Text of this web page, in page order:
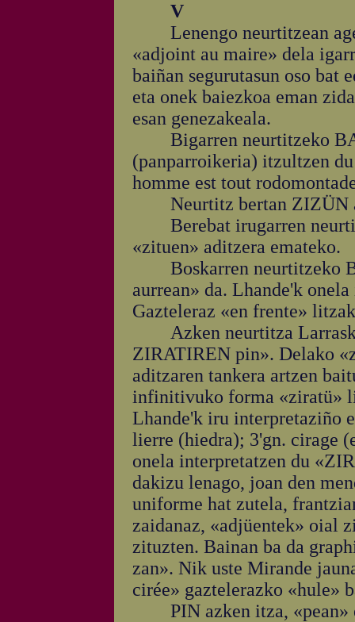
V
Lenengo neurtitzean
«adjoint au maire» dela
baiñan segurutasun oso bat
eta onek baiezkoa eman
esan genezakeala.
Bigarren neurtitzeko
(panparroikeria) itzultzen
homme est tout
Neurtitz bertan ZIZÜN
Berebat irugarren
«zituen» aditzera emateko.
Boskarren neurtitzeko
aurrean» da. Lhande'k
Gazteleraz «en frente»
Azken neurtitza
ZIRATIREN pin». Delako
aditzaren tankera artzen
infinitivuko forma «ziratü»
Lhande'k iru interpretaziño
lierre (hiedra); 3'gn. cirage
onela interpretatzen du
dakizu lenago, joan den
uniforme hat zutela,
zaidanaz, «adjüentek» oial
zituzten. Bainan ba da
zan». Nik uste Mirande
cirée» gaztelerazko «hule»
PIN azken itza, «pean»